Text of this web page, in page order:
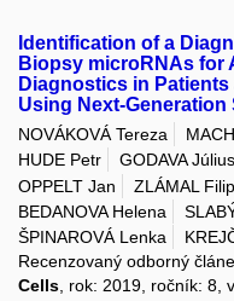
Identification of a
Biopsy microRNAs for
Diagnostics in
Using Next-Generation
NOVÁKOVÁ Tereza
HUDE Petr
GODAVA Július
OPPELT Jan
ZLÁMAL Filip
BEDANOVA Helena
ŠPINAROVÁ Lenka
Recenzovaný odborný
Cells , rok: 2019, ročník: 8,